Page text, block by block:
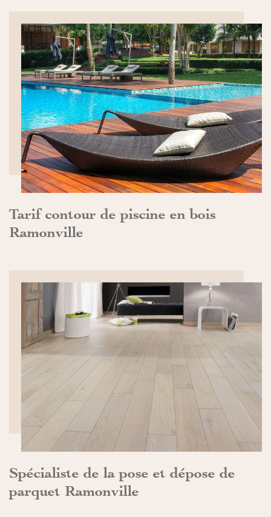
Tarif contour de piscine en bois
Ramonville
DÉCOUVRIR>>
Spécialiste de la pose et dépose de
parquet Ramonville
DÉCOUVRIR>>